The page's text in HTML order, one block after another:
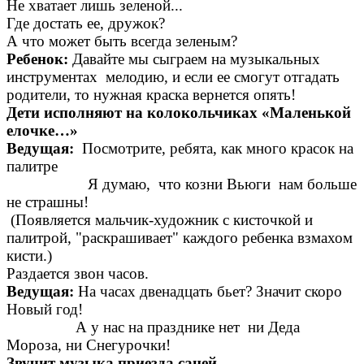
Не хватает лишь зеленой...
Где достать ее, дружок?
А что может быть всегда зеленым?
Ребенок: Давайте мы сыграем на музыкальных
инструментах мелодию, и если ее смогут отгадать
родители, то нужная краска вернется опять!
Дети исполняют на колокольчиках «Маленькой
елочке…»
Ведущая: Посмотрите, ребята, как много красок на
палитре
Я думаю, что козни Вьюги нам больше
не страшны!
(Появляется мальчик-художник с кисточкой и
палитрой, "раскрашивает" каждого ребенка взмахом
кисти.)
Раздается звон часов.
Ведущая: На часах двенадцать бьет? Значит скоро
Новый год!
А у нас на празднике нет ни Деда
Мороза, ни Снегурочки!